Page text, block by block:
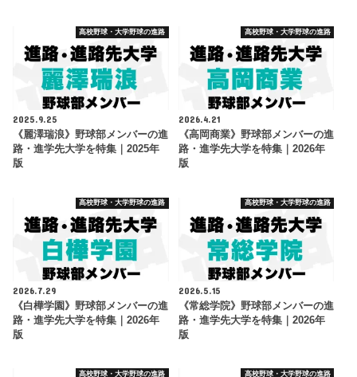
高校野球・大学野球の進路
2025.9.25
《麗澤瑞浪》野球部メンバーの進
路・進学先大学を特集｜2025年
版
高校野球・大学野球の進路
2026.4.21
《高岡商業》野球部メンバーの進
路・進学先大学を特集｜2026年
版
高校野球・大学野球の進路
2026.7.29
《白樺学園》野球部メンバーの進
路・進学先大学を特集｜2026年
版
高校野球・大学野球の進路
2026.5.15
《常総学院》野球部メンバーの進
路・進学先大学を特集｜2026年
版
高校野球・大学野球の進路 高校野球・大学野球の進路